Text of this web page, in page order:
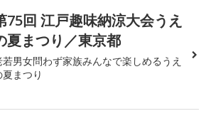
75回 江戸趣味納涼大会うえ
夏まつり／東京都
若男女問わず家族みんなで楽しめるうえ
夏まつり